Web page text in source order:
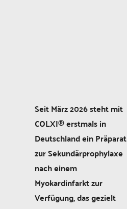
Seit März 2026 steht mit
COLXI® erstmals in
Deutschland ein Präparat
zur Sekundärprophylaxe
nach einem
Myokardinfarkt zur
Verfügung, das gezielt